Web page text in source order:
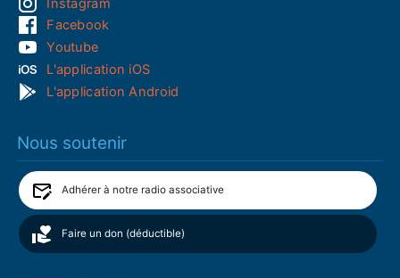
Facebook
Youtube
L'application iOS
L'application Android
Nous soutenir
Adhérer à notre radio associative
Faire un don (déductible)